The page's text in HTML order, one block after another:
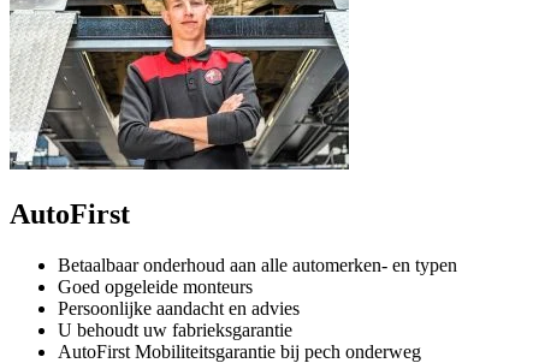
AutoFirst
Betaalbaar onderhoud aan alle automerken- en typen
Goed opgeleide monteurs
Persoonlijke aandacht en advies
U behoudt uw fabrieksgarantie
AutoFirst Mobiliteitsgarantie bij pech onderweg